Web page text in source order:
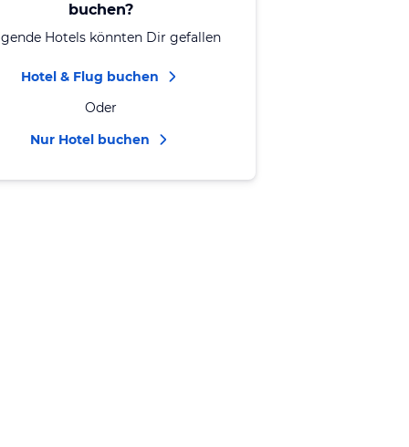
buchen?
Hotels könnten Dir gefallen
Hotel & Flug buchen
Oder
Nur Hotel buchen